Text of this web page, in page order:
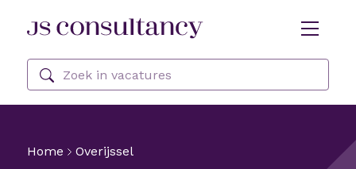
Skip Navigation or Skip to Content
Zoeken
Home Overijssel